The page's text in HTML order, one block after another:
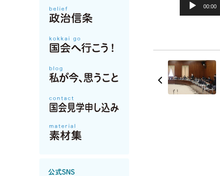
公式SNS
00:00